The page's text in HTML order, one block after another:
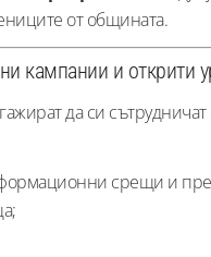
от общината.
кампании и открити
да си
срещи и